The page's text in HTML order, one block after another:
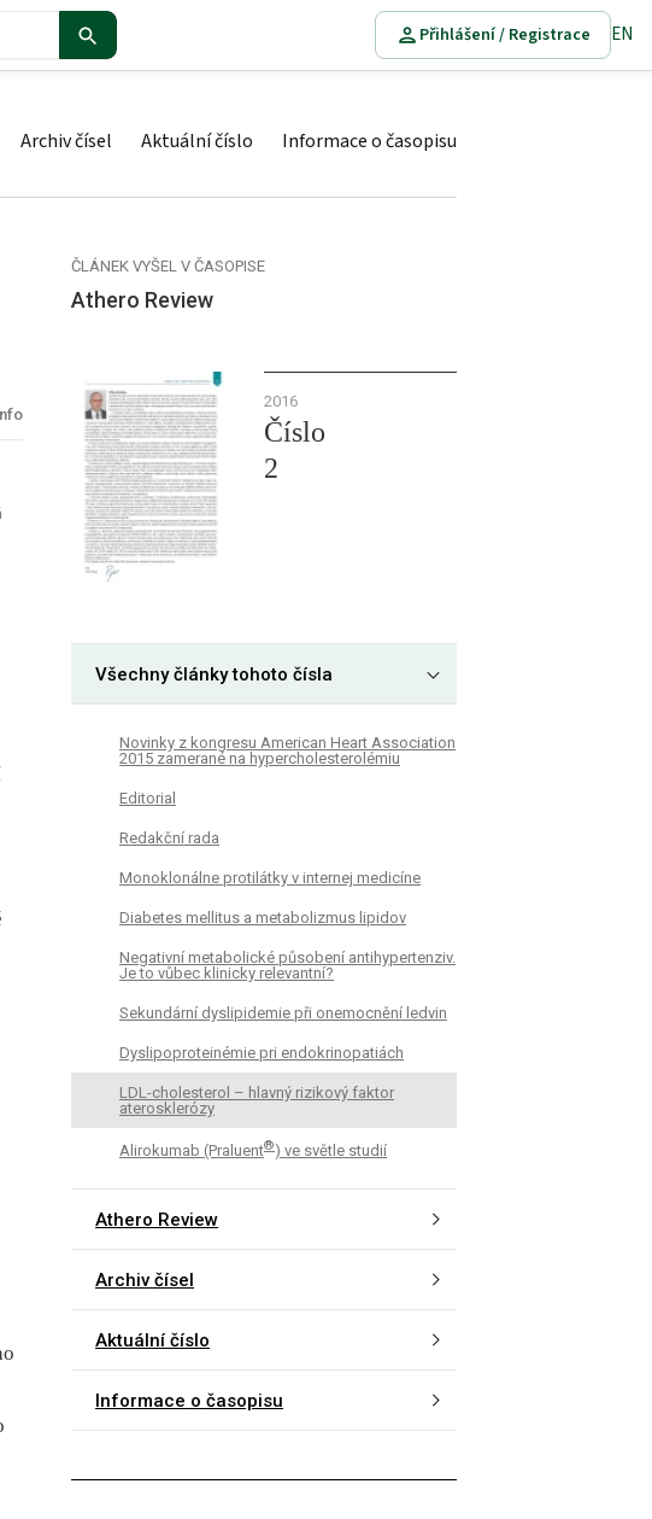
Přihlášení / Registrace EN
Archiv čísel Aktuální číslo Informace o časopisu
ČLÁNEK VYŠEL V ČASOPISE
Athero Review
2016
Číslo
2
Všechny články tohoto čísla
Novinky z kongresu American Heart Association
2015 zamerané na hypercholesterolémiu
Editorial
Redakční rada
Monoklonálne protilátky v internej medicíne
Diabetes mellitus a metabolizmus lipidov
Negativní metabolické působení antihypertenziv.
Je to vůbec klinicky relevantní?
Sekundární dyslipidemie při onemocnění ledvin
Dyslipoproteinémie pri endokrinopatiách
LDL-cholesterol – hlavný rizikový faktor
aterosklerózy
Alirokumab (Praluent®) ve světle studií
Athero Review
Archiv čísel
Aktuální číslo
Informace o časopisu